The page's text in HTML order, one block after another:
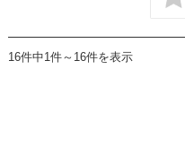
16件中1件～16件を表示